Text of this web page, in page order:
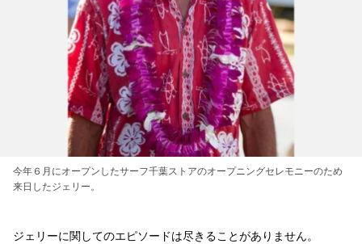
今年６月にオープンしたサーフ千葉ストアのオープニングセレモニーのため
来日したジェリー。
ジェリーに関してのエピソードは尽きることがありません。